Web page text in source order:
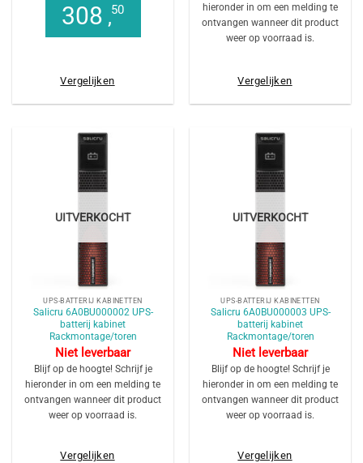
308 ,50
Vergelijken
hieronder in om een melding te
ontvangen wanneer dit product
weer op voorraad is.
Vergelijken
UITVERKOCHT
UPS-BATTERIJ KABINETTEN
Salicru 6A0BU000002 UPS-
batterij kabinet
Rackmontage/toren
Niet leverbaar
Blijf op de hoogte! Schrijf je
hieronder in om een melding te
ontvangen wanneer dit product
weer op voorraad is.
Vergelijken
UITVERKOCHT
UPS-BATTERIJ KABINETTEN
Salicru 6A0BU000003 UPS-
batterij kabinet
Rackmontage/toren
Niet leverbaar
Blijf op de hoogte! Schrijf je
hieronder in om een melding te
ontvangen wanneer dit product
weer op voorraad is.
Vergelijken